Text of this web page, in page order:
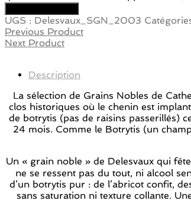
UGS : Delesvaux_SGN_2003
Previous Product
Next Product
Description
La sélection de Grains Nobles de
clos historiques où le chenin est
de botrytis (pas de raisins passerillés)
24 mois. Comme le Botrytis (un
Un « grain noble » de Delesvaux qui
ne se ressent pas du tout, ni alcool
d’un botrytis pur : de l’abricot confit,
sans saturation ni texture collante.